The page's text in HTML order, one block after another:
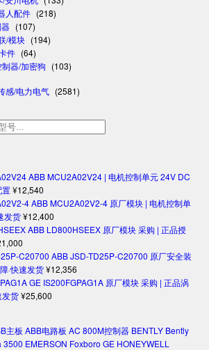
人配件 (218)
(107)
/模块 (194)
件 (64)
器/加密狗 (103)
感/电力电气 (2581)
ABB MCU2A02V24 | 电机控制单元 24V DC
置¥12,540
ABB MCU2A02V2-4 原厂模块 | 电机控制单
发货¥12,400
ABB LD800HSEEX 原厂模块 采购 | 正品授
ABB JSD-TD25P-C20700 原厂安全装
·快速发货¥12,356
GE IS200FGPAG1A 原厂模块 采购 | 正品涡
发货¥25,600
主板 ABB电路板 AC 800M控制器 BENTLY Bently
3500 EMERSON Foxboro GE HONEYWELL